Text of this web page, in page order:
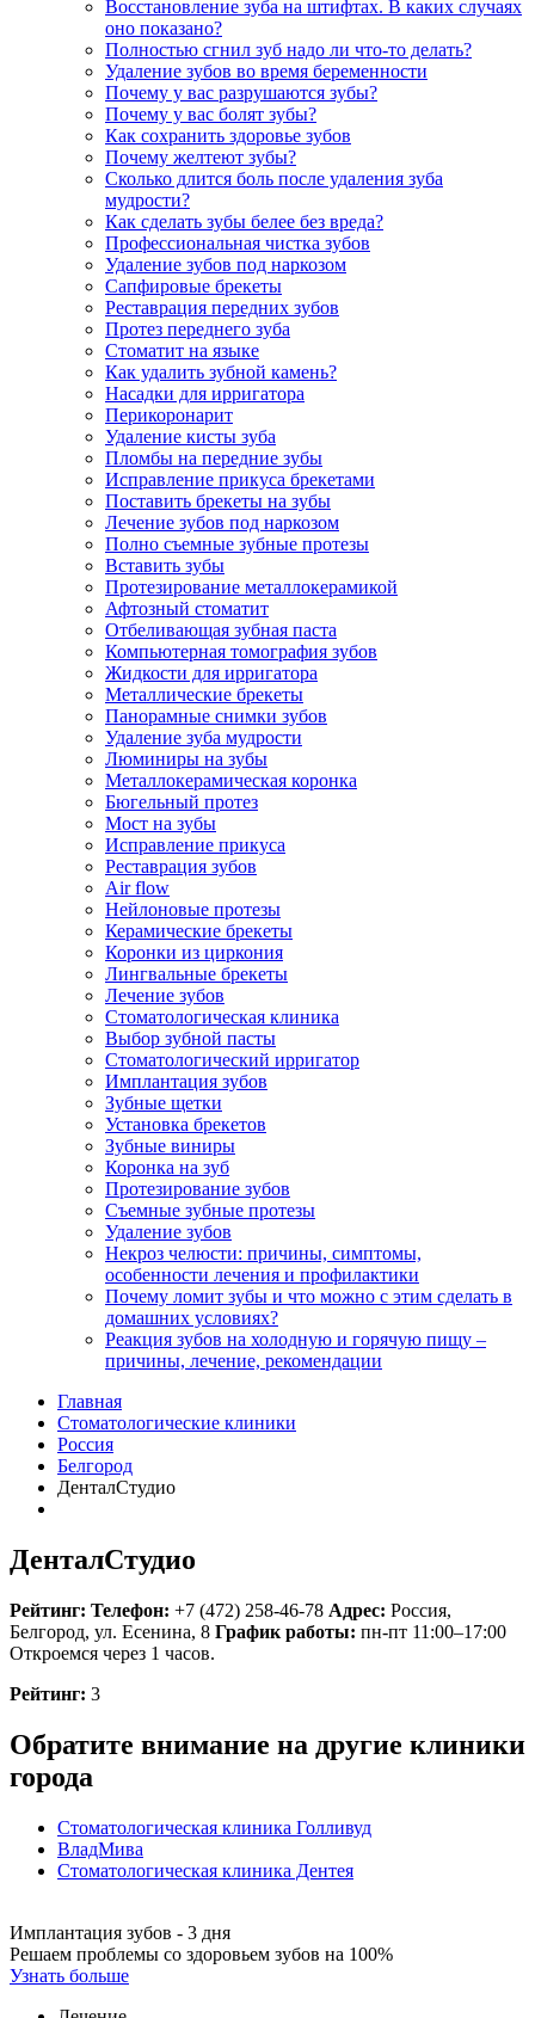
Восстановление зуба на штифтах. В каких случаях
оно показано?
Полностью сгнил зуб надо ли что-то делать?
Удаление зубов во время беременности
Почему у вас разрушаются зубы?
Почему у вас болят зубы?
Как сохранить здоровье зубов
Почему желтеют зубы?
Сколько длится боль после удаления зуба
мудрости?
Как сделать зубы белее без вреда?
Профессиональная чистка зубов
Удаление зубов под наркозом
Сапфировые брекеты
Реставрация передних зубов
Протез переднего зуба
Стоматит на языке
Как удалить зубной камень?
Насадки для ирригатора
Перикоронарит
Удаление кисты зуба
Пломбы на передние зубы
Исправление прикуса брекетами
Поставить брекеты на зубы
Лечение зубов под наркозом
Полно съемные зубные протезы
Вставить зубы
Протезирование металлокерамикой
Афтозный стоматит
Отбеливающая зубная паста
Компьютерная томография зубов
Жидкости для ирригатора
Металлические брекеты
Панорамные снимки зубов
Удаление зуба мудрости
Люминиры на зубы
Металлокерамическая коронка
Бюгельный протез
Мост на зубы
Исправление прикуса
Реставрация зубов
Air flow
Нейлоновые протезы
Керамические брекеты
Коронки из циркония
Лингвальные брекеты
Лечение зубов
Стоматологическая клиника
Выбор зубной пасты
Стоматологический ирригатор
Имплантация зубов
Зубные щетки
Установка брекетов
Зубные виниры
Коронка на зуб
Протезирование зубов
Съемные зубные протезы
Удаление зубов
Некроз челюсти: причины, симптомы,
особенности лечения и профилактики
Почему ломит зубы и что можно с этим сделать в
домашних условиях?
Реакция зубов на холодную и горячую пищу –
причины, лечение, рекомендации
Главная
Стоматологические клиники
Россия
Белгород
ДенталСтудио
ДенталСтудио
Рейтинг: Телефон: +7 (472) 258-46-78 Адрес: Россия,
Белгород, ул. Есенина, 8 График работы: пн-пт 11:00–17:00
Откроемся через 1 часов.
Рейтинг: 3
Обратите внимание на другие клиники
города
Стоматологическая клиника Голливуд
ВладМива
Стоматологическая клиника Дентея
Имплантация зубов - 3 дня
Решаем проблемы со здоровьем зубов на 100%
Узнать больше